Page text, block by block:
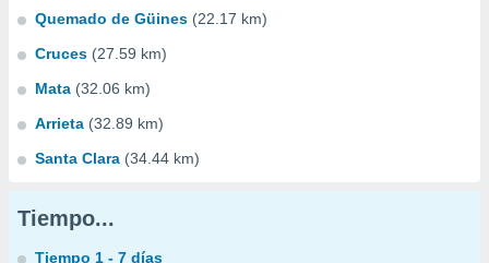
Quemado de Güines (22.17 km)
Cruces (27.59 km)
Mata (32.06 km)
Arrieta (32.89 km)
Santa Clara (34.44 km)
Tiempo...
Tiempo 1 - 7 días